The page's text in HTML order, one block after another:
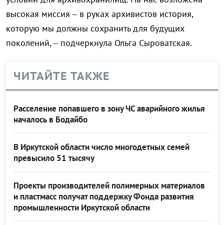
высокая миссия – в руках архивистов история,
которую мы должны сохранить для будущих
поколений, – подчеркнула Ольга Сыроватская.
ЧИТАЙТЕ ТАКЖЕ
Расселение попавшего в зону ЧС аварийного жилья
началось в Бодайбо
В Иркутской области число многодетных семей
превысило 51 тысячу
Проекты производителей полимерных материалов
и пластмасс получат поддержку Фонда развития
промышленности Иркутской области